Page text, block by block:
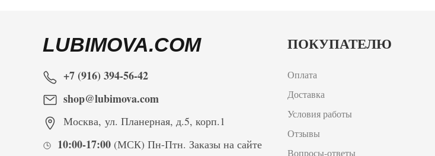
LUBIMOVA.COM
+7 (916) 394-56-42
shop@lubimova.com
Москва, ул. Планерная, д.5, корп.1
10:00-17:00(МСК) Пн-Птн. Заказы на сайте
ПОКУПАТЕЛЮ
Оплата
Доставка
Условия работы
Отзывы
Вопросы-ответы